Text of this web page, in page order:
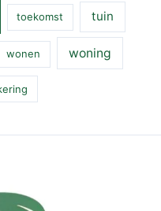
toekomst tuin
wonen woning